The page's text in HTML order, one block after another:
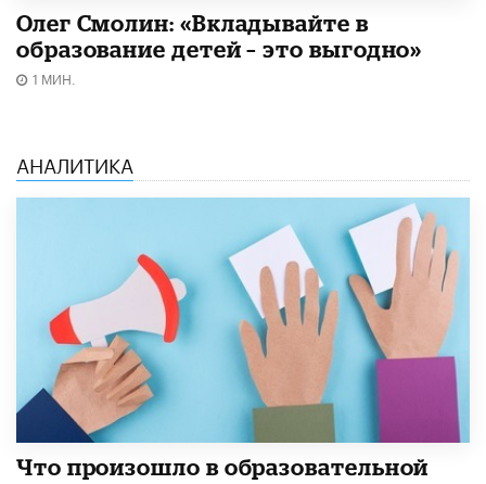
Олег Смолин: «Вкладывайте в
образование детей – это выгодно»
1 МИН.
АНАЛИТИКА
​Что произошло в образовательной